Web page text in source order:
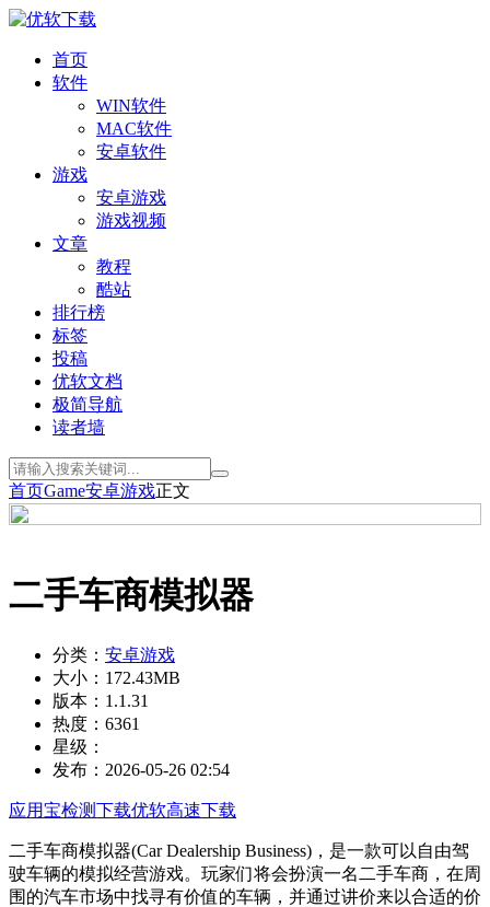
首页
软件
WIN软件
MAC软件
安卓软件
游戏
安卓游戏
游戏视频
文章
教程
酷站
排行榜
标签
投稿
优软文档
极简导航
读者墙
首页Game安卓游戏正文
二手车商模拟器
分类： 安卓游戏
大小： 172.43MB
版本： 1.1.31
热度： 6361
星级：
发布： 2026-05-26 02:54
应用宝检测下载优软高速下载
二手车商模拟器(Car Dealership Business)，是一款可以自由驾
驶车辆的模拟经营游戏。玩家们将会扮演一名二手车商，在周
围的汽车市场中找寻有价值的车辆，并通过讲价来以合适的价